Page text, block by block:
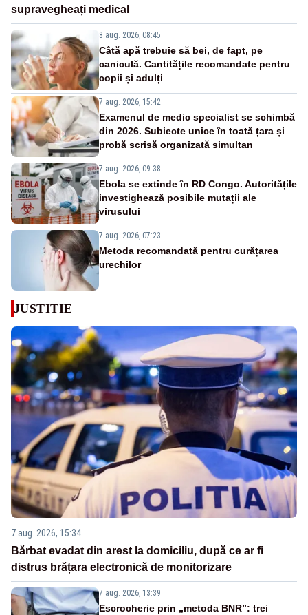
supravegheați medical
8 aug. 2026, 08:45
Câtă apă trebuie să bei, de fapt, pe
caniculă. Cantitățile recomandate pentru
copii și adulți
7 aug. 2026, 15:42
Examenul de medic specialist se schimbă
din 2026. Subiecte unice în toată țara și
probă scrisă organizată simultan
7 aug. 2026, 09:38
Ebola se extinde în RD Congo. Autoritățile
investighează posibile mutații ale
virusului
7 aug. 2026, 07:23
Metoda recomandată pentru curățarea
urechilor
JUSTITIE
7 aug. 2026, 15:34
Bărbat evadat din arest la domiciliu, după ce ar fi
distrus brățara electronică de monitorizare
7 aug. 2026, 13:39
Escrocherie prin „metoda BNR”: trei